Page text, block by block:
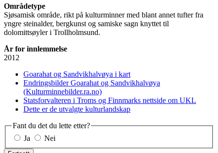
Områdetype
Sjøsamisk område, rikt på kulturminner med blant annet tufter fra
yngre steinalder, bergkunst og samiske sagn knyttet til
dolomittsøyler i Trollholmsund.
År for innlemmelse
2012
Goarahat og Sandvikhalvøya i kart
Endringsbilder Goarahat og Sandvikhalvøya
(Kulturminnebilder.ra.no)
Statsforvalteren i Troms og Finnmarks nettside om UKL
Dette er de utvalgte kulturlandskap
Fant du det du lette etter?
Ja
Nei